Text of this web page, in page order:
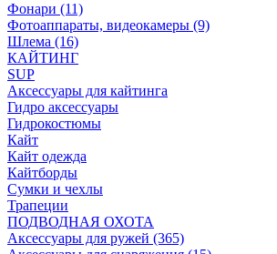
Фонари (11)
Фотоаппараты, видеокамеры (9)
Шлема (16)
КАЙТИНГ
SUP
Аксессуары для кайтинга
Гидро аксессуары
Гидрокостюмы
Кайт
Кайт одежда
Кайтборды
Сумки и чехлы
Трапеции
ПОДВОДНАЯ ОХОТА
Аксессуары для ружей (365)